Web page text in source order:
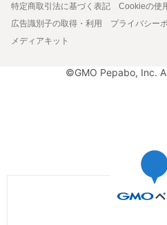
特定商取引法に基づく表記
Cookieの使
広告識別子の取得・利用
プライバシー
メディアキット
©GMO Pepabo, Inc.